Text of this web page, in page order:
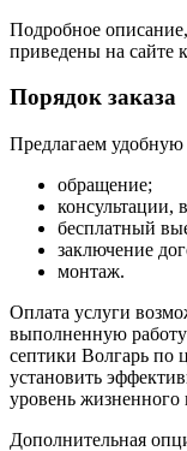
Подробное
приведены на сайте
Порядок заказа
Предлагаем удобную
обращение;
консультации,
бесплатный
заключение
монтаж.
Оплата услуги
выполненную работу
септики Волгарь по
установить
уровень жизненного
Дополнительная